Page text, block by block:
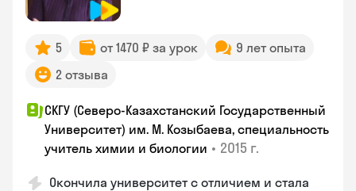
5 от 1470 ₽ за урок
9 лет опыта
2 отзыва
СКГУ (Северо-Казахстанский Государственный
Университет) им. М. Козыбаева, специальность
учитель химии и биологии • 2015 г.
Окончила университет с отличием и стала